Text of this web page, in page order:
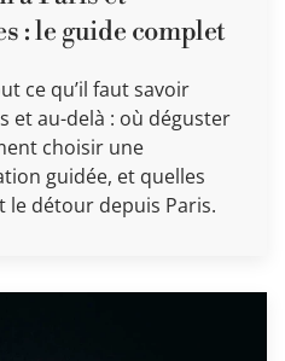
: le guide complet
ce qu’il faut savoir
et au-delà : où déguster
choisir une
guidée, et quelles
le détour depuis Paris.